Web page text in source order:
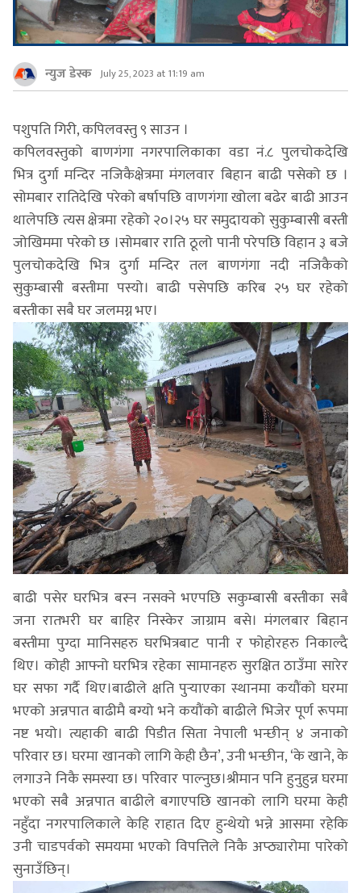
न्युज डेस्क July 25, 2023 at 11:19 am
पशुपति गिरी, कपिलवस्तु ९ साउन ।
कपिलवस्तुको बाणगंगा नगरपालिकाका वडा नं.८ पुलचोकदेखि
भित्र दुर्गा मन्दिर नजिकैक्षेत्रमा मंगलवार बिहान बाढी पसेको छ ।
सोमबार रातिदेखि परेको बर्षापछि वाणगंगा खोला बढेर बाढी आउन
थालेपछि त्यस क्षेत्रमा रहेको २०।२५ घर समुदायको सुकुम्बासी बस्ती
जोखिममा परेको छ ।सोमबार राति ठूलो पानी परेपछि विहान ३ बजे
पुलचोकदेखि भित्र दुर्गा मन्दिर तल बाणगंगा नदी नजिकैको
सुकुम्बासी बस्तीमा पस्यो। बाढी पसेपछि करिब २५ घर रहेको
बस्तीका सबै घर जलमग्न भए।
बाढी पसेर घरभित्र बस्न नसक्ने भएपछि सकुम्बासी बस्तीका सबै
जना रातभरी घर बाहिर निस्केर जाग्राम बसे। मंगलबार बिहान
बस्तीमा पुग्दा मानिसहरु घरभित्रबाट पानी र फोहोरहरु निकाल्दै
थिए। कोही आफ्नो घरभित्र रहेका सामानहरु सुरक्षित ठाउँमा सारेर
घर सफा गर्दै थिए।बाढीले क्षति पुर्‍याएका स्थानमा कयौंको घरमा
भएको अन्नपात बाढीमै बग्यो भने कयौंको बाढीले भिजेर पूर्ण रूपमा
नष्ट भयो। त्यहाकी बाढी पिडीत सिता नेपाली भन्छीन् ४ जनाको
परिवार छ। घरमा खानको लागि केही छैन’, उनी भन्छीन, ‘के खाने, के
लगाउने निकै समस्या छ। परिवार पाल्नुछ।श्रीमान पनि हुनुहुन्न घरमा
भएको सबै अन्नपात बाढीले बगाएपछि खानको लागि घरमा केही
नहुँदा नगरपालिकाले केहि राहात दिए हुन्थेयो भन्ने आसमा रहेकि
उनी चाडपर्वको समयमा भएको विपत्तिले निकै अप्ठ्यारोमा पारेको
सुनाउँछिन्।